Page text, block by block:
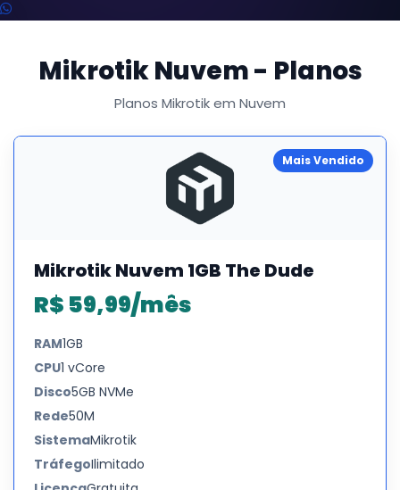
Mikrotik Nuvem - Planos
Planos Mikrotik em Nuvem
Mais Vendido
Mikrotik Nuvem 1GB The Dude
R$ 59,99/mês
RAM1GB
CPU1 vCore
Disco5GB NVMe
Rede50M
SistemaMikrotik
TráfegoIlimitado